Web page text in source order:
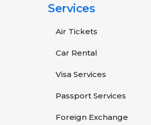
Services
Air Tickets
Car Rental
Visa Services
Passport Services
Foreign Exchange